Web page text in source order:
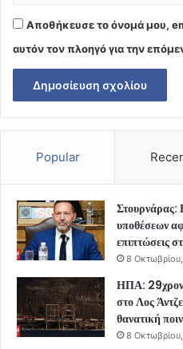
Αποθήκευσε το όνομά μου,
αυτόν τον πλοηγό για την
Popular
Στουρνάρας:
υποθέσεων
επιπτώσεις
8
ΗΠΑ:
στο Λος
θανατική
8